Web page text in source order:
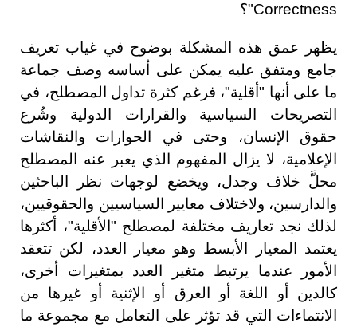
Correctness"؟
يظهر عمق هذه المشكلة بوضوح في غياب تعريف
جامع ومتفق عليه يمكن على أساسه وصف جماعة
ما على أنها "أقلية"، فرغم كثرة تداول المصطلح، في
التصريحات السياسية والقرارات الدولية وشُرع
حقوق الإنسان، وحتى في الحوارات والنقاشات
الإعلامية، لا يزال المفهوم الذي يعبر عنه المصطلح
محلَّ خلاف وجدل، ويخضع لوجهات نظر الباحثين
والدارسين، ولاختلاف معايير السياسيين والحقوقيين،
لذلك نجد تعاريف مختلفة لمصطلح "الأقلية"، أكثرها
يعتمد المعيار الأبسط وهو معيار العدد، لكن تتعقد
الأمور عندما يرتبط متغير العدد بمتغيرات أخرى،
كالدين أو اللغة أو العرق أو الإثنية أو غيرها من
الانتماءات التي قد تؤثر على التعامل مع مجموعة ما